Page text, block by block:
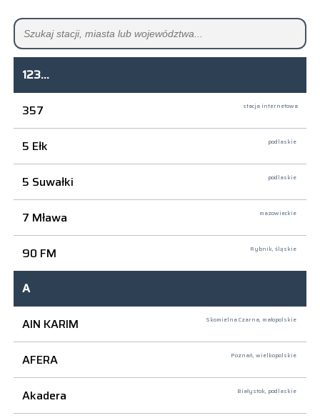
123...
357
stacja internetowa
5 Ełk podlaskie
5 Suwałki podlaskie
7 Mława mazowieckie
90 FM Rybnik, śląskie
A
AIN KARIM
Skomielna Czarna, małopolskie
AFERA Poznań, wielkopolskie
Akadera Białystok, podlaskie